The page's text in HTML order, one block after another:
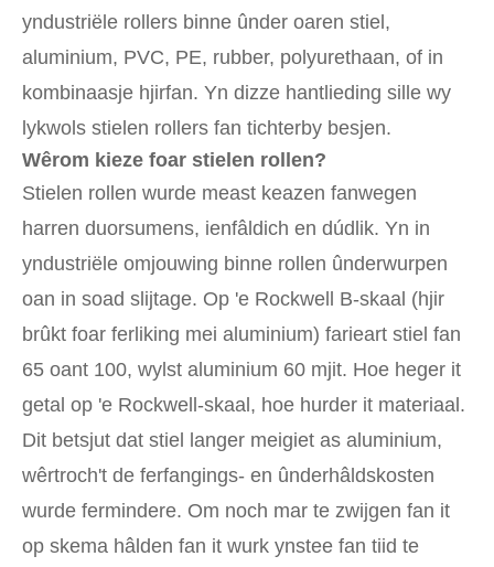
yndustriële rollers binne ûnder oaren stiel,
aluminium, PVC, PE, rubber, polyurethaan, of in
kombinaasje hjirfan. Yn dizze hantlieding sille wy
lykwols stielen rollers fan tichterby besjen.
Wêrom kieze foar stielen rollen?
Stielen rollen wurde meast keazen fanwegen
harren duorsumens, ienfâldich en dúdlik. Yn in
yndustriële omjouwing binne rollen ûnderwurpen
oan in soad slijtage. Op 'e Rockwell B-skaal (hjir
brûkt foar ferliking mei aluminium) farieart stiel fan
65 oant 100, wylst aluminium 60 mjit. Hoe heger it
getal op 'e Rockwell-skaal, hoe hurder it materiaal.
Dit betsjut dat stiel langer meigiet as aluminium,
wêrtroch't de ferfangings- en ûnderhâldskosten
wurde fermindere. Om noch mar te zwijgen fan it
op skema hâlden fan it wurk ynstee fan tiid te